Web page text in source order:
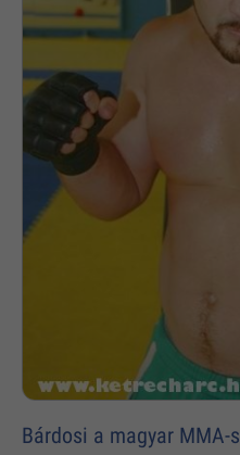
Bárdosi a magyar MMA-s